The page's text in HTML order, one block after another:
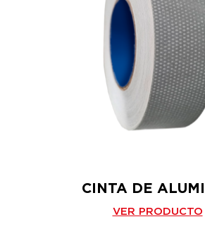
CINTA DE
VER PRODUCTO